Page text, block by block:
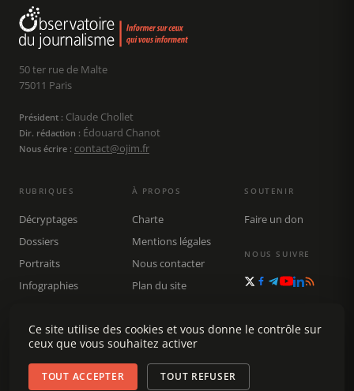
50 ter rue de Malte
75011 Paris
Président : Claude Chollet
Dir. rédaction : Édouard Chanot
Nous écrire : contact@ojim.fr
RUBRIQUES
Décryptages
Dossiers
Portraits
Infographies
Rechercher
À PROPOS
Charte
Mentions légales
Nous contacter
Plan du site
SOUTENIR
Faire un don
NOUS SUIVRE
Ce site utilise des cookies et vous donne le contrôle sur
ceux que vous souhaitez activer
TOUT ACCEPTER TOUT REFUSER